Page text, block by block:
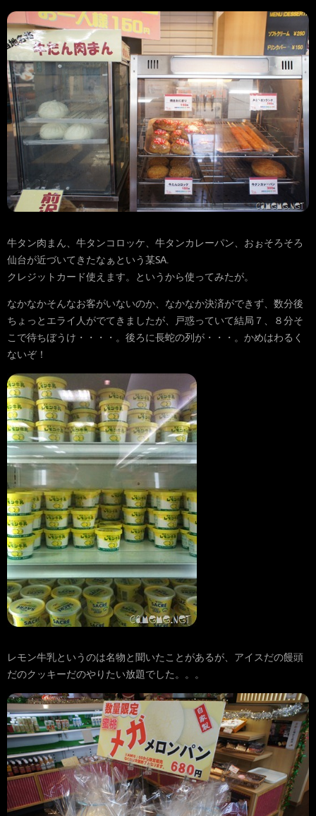
牛タン肉まん、牛タンコロッケ、牛タンカレーパン、おぉそろそろ
仙台が近づいてきたなぁという某SA.
クレジットカード使えます。というから使ってみたが。
なかなかそんなお客がいないのか、なかなか決済ができず、数分後
ちょっとエライ人がでてきましたが、戸惑っていて結局７、８分そ
こで待ちぼうけ・・・・。後ろに長蛇の列が・・・。かめはわるく
ないぞ！
レモン牛乳というのは名物と聞いたことがあるが、アイスだの饅頭
だのクッキーだのやりたい放題でした。。。